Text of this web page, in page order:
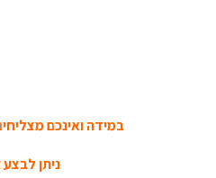
במידה ואינכם
ניתן